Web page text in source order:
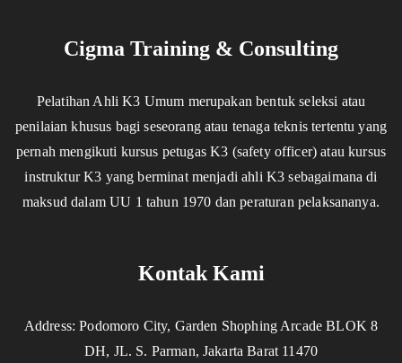
Cigma Training & Consulting
Pelatihan Ahli K3 Umum merupakan bentuk seleksi atau
penilaian khusus bagi seseorang atau tenaga teknis tertentu yang
pernah mengikuti kursus petugas K3 (safety officer) atau kursus
instruktur K3 yang berminat menjadi ahli K3 sebagaimana di
maksud dalam UU 1 tahun 1970 dan peraturan pelaksananya.
Kontak Kami
Address: Podomoro City, Garden Shophing Arcade BLOK 8
DH, JL. S. Parman, Jakarta Barat 11470